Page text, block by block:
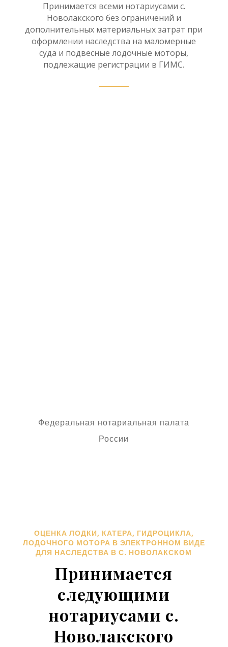
Принимается всеми нотариусами с.
Новолакского без ограничений и
дополнительных материальных затрат при
оформлении наследства на маломерные
суда и подвесные лодочные моторы,
подлежащие регистрации в ГИМС.
Федеральная нотариальная палата
России
ОЦЕНКА ЛОДКИ, КАТЕРА, ГИДРОЦИКЛА,
ЛОДОЧНОГО МОТОРА В ЭЛЕКТРОННОМ ВИДЕ
ДЛЯ НАСЛЕДСТВА В С. НОВОЛАКСКОМ
Принимается
следующими
нотариусами с.
Новолакского